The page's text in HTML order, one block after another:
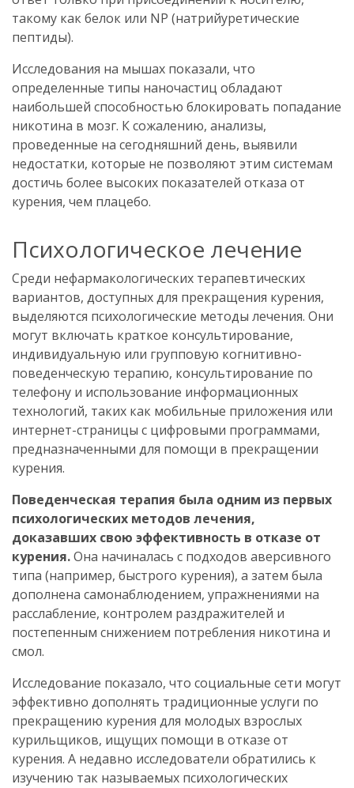
такому как белок или NP (натрийуретические
пептиды).
Исследования на мышах показали, что
определенные типы наночастиц обладают
наибольшей способностью блокировать попадание
никотина в мозг. К сожалению, анализы,
проведенные на сегодняшний день, выявили
недостатки, которые не позволяют этим системам
достичь более высоких показателей отказа от
курения, чем плацебо.
Психологическое лечение
Среди нефармакологических терапевтических
вариантов, доступных для прекращения курения,
выделяются психологические методы лечения. Они
могут включать краткое консультирование,
индивидуальную или групповую когнитивно-
поведенческую терапию, консультирование по
телефону и использование информационных
технологий, таких как мобильные приложения или
интернет-страницы с цифровыми программами,
предназначенными для помощи в прекращении
курения.
Поведенческая терапия была одним из первых
психологических методов лечения,
доказавших свою эффективность в отказе от
курения.Она начиналась с подходов аверсивного
типа (например, быстрого курения), а затем была
дополнена самонаблюдением, упражнениями на
расслабление, контролем раздражителей и
постепенным снижением потребления никотина и
смол.
Исследование показало, что социальные сети могут
эффективно дополнять традиционные услуги по
прекращению курения для молодых взрослых
курильщиков, ищущих помощи в отказе от
курения. А недавно исследователи обратились к
изучению так называемых психологических